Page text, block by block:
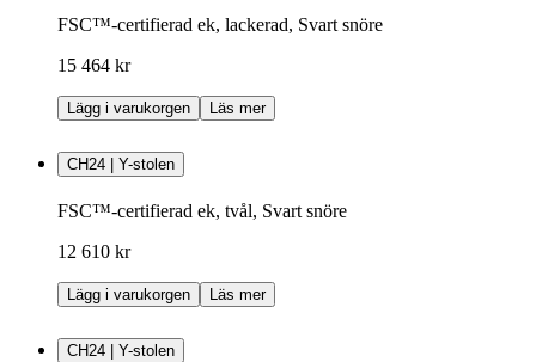
FSC™-certifierad ek, lackerad, Svart snöre
15 464 kr
Lägg i varukorgen Läs mer
CH24 | Y-stolen
FSC™-certifierad ek, tvål, Svart snöre
12 610 kr
Lägg i varukorgen Läs mer
CH24 | Y-stolen